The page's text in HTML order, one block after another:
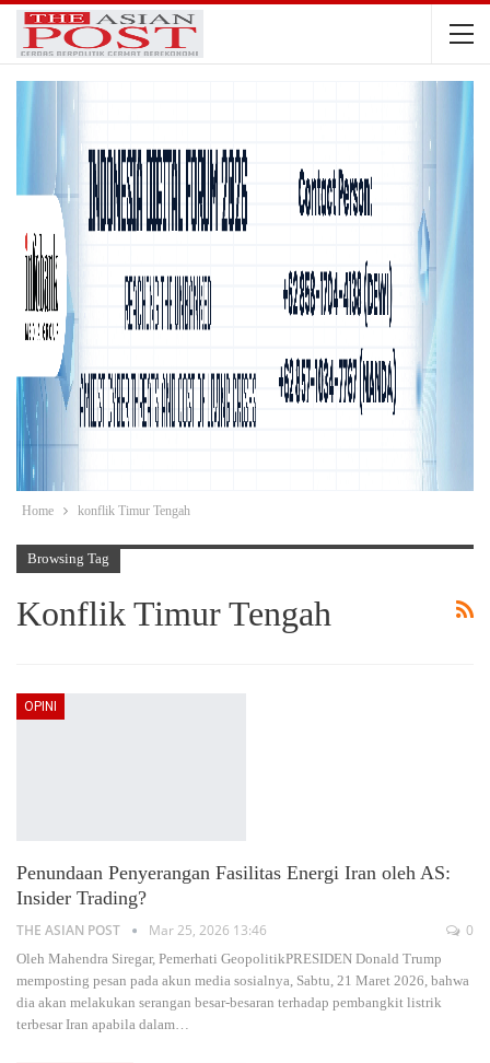
Home konflik Timur Tengah
Browsing Tag
Konflik Timur Tengah
OPINI
Penundaan Penyerangan Fasilitas Energi Iran oleh AS:
Insider Trading?
THE ASIAN POST Mar 25, 2026 13:46 0
Oleh Mahendra Siregar, Pemerhati GeopolitikPRESIDEN Donald Trump
memposting pesan pada akun media sosialnya, Sabtu, 21 Maret 2026, bahwa
dia akan melakukan serangan besar-besaran terhadap pembangkit listrik
terbesar Iran apabila dalam